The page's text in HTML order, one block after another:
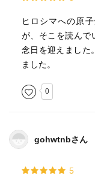
ヒロシマへの原
が、そこを読んで
念日を迎えました
ました。
0
gohwtnbさん
5